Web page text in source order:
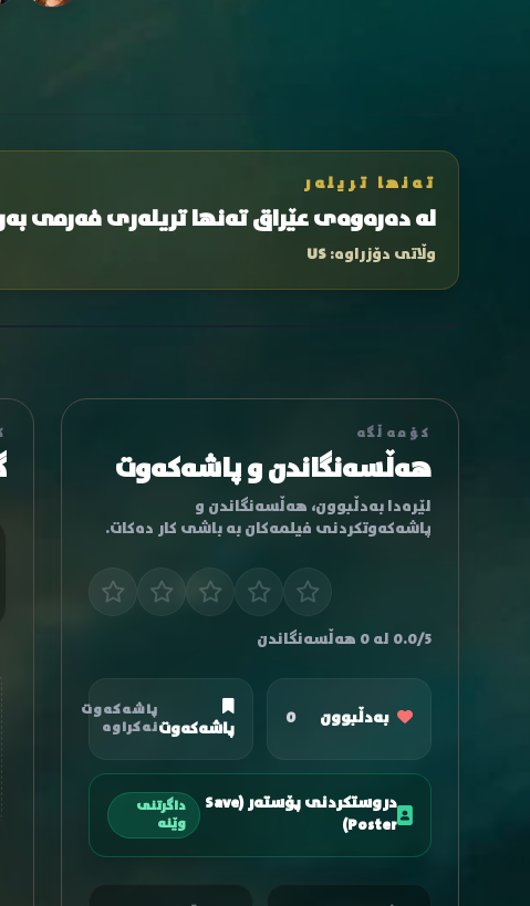
تەنها تریلەر
لە دەرەوەی عێراق تەنها تریلەری فەرمی
وڵاتی دۆزراوە:US
کۆمەڵگە
هەڵسەنگاندن و پاشەکەوت
لێرەدا بەدڵبوون، هەڵسەنگاندن و
پاشەکەوتکردنی فیلمەکان بە باشی کار دەکات.
0.0/5 لە 0 هەڵسەنگاندن
بەدڵبوون 0 پاشەکەوت
پاشەکەوت
نەکراوە
دروستکردنی پۆستەر (Save
Poster)
داگرتنی
وێنە